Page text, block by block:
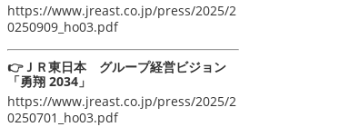
https://www.jreast.co.jp/press/2025/2
0250909_ho03.pdf
👉ＪＲ東日本 グループ経営ビジョン
「勇翔 2034」
https://www.jreast.co.jp/press/2025/2
0250701_ho03.pdf